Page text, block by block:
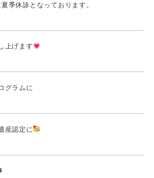
季休診となっております。
上げます
グラムに
産認定に